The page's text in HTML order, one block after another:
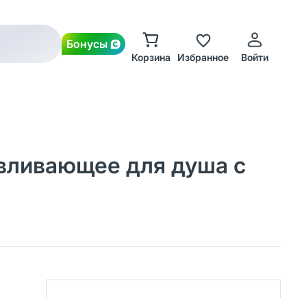
Бонусы
Корзина Избранное Войти
для душа с